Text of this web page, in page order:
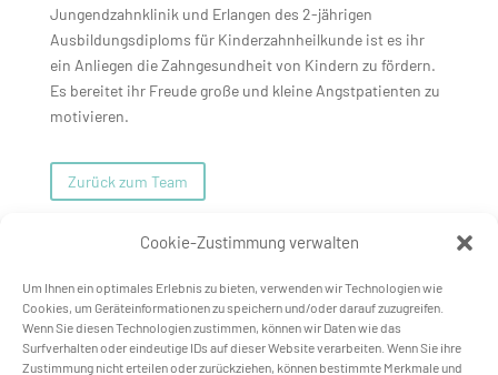
Cookie-Zustimmung verwalten
Um Ihnen ein optimales Erlebnis zu bieten, verwenden wir Technologien wie
Cookies, um Geräteinformationen zu speichern und/oder darauf zuzugreifen.
Wenn Sie diesen Technologien zustimmen, können wir Daten wie das
Surfverhalten oder eindeutige IDs auf dieser Website verarbeiten. Wenn Sie ihre
Zustimmung nicht erteilen oder zurückziehen, können bestimmte Merkmale und
Jungendzahnklinik und Erlangen des 2-jährigen
Ausbildungsdiploms für Kinderzahnheilkunde ist es ihr
ein Anliegen die Zahngesundheit von Kindern zu fördern.
Es bereitet ihr Freude große und kleine Angstpatienten zu
motivieren.
Zurück zum Team